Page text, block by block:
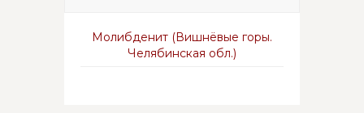
Молибденит (Вишнёвые горы.
Челябинская обл.)